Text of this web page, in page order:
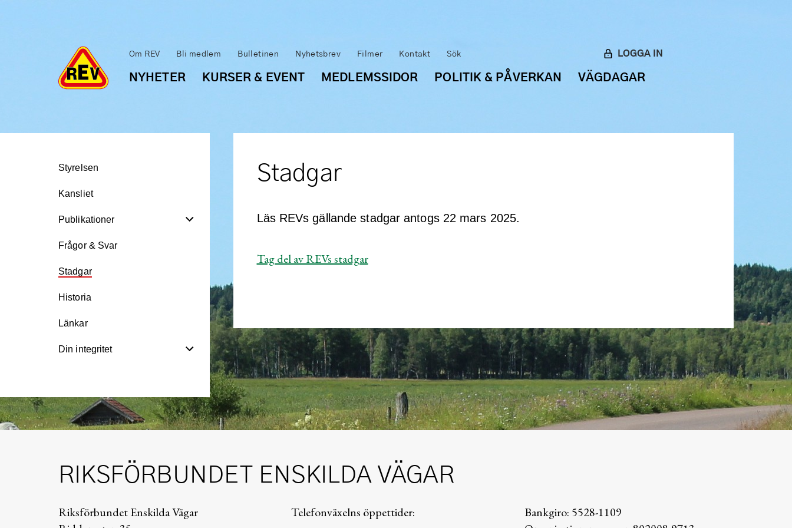
Om REV Bli medlem Bulletinen Nyhetsbrev Filmer Kontakt Sök
NYHETER KURSER & EVENT MEDLEMSSIDOR POLITIK & PÅVERKAN VÄGDAGAR
LOGGA IN
Styrelsen
Kansliet
Publikationer
Frågor & Svar
Stadgar
Historia
Länkar
Din integritet
Stadgar
Läs REVs gällande stadgar antogs 22 mars 2025.
Tag del av REVs stadgar
RIKSFÖRBUNDET ENSKILDA VÄGAR
Riksförbundet Enskilda Vägar
Telefonväxelns öppettider:
Bankgiro: 5528-1109